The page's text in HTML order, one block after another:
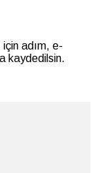
için adım, e-
kaydedilsin.